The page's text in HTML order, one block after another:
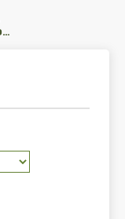
PLANOWANIE, GEODEZJA I NIERUCHOMOŚCI